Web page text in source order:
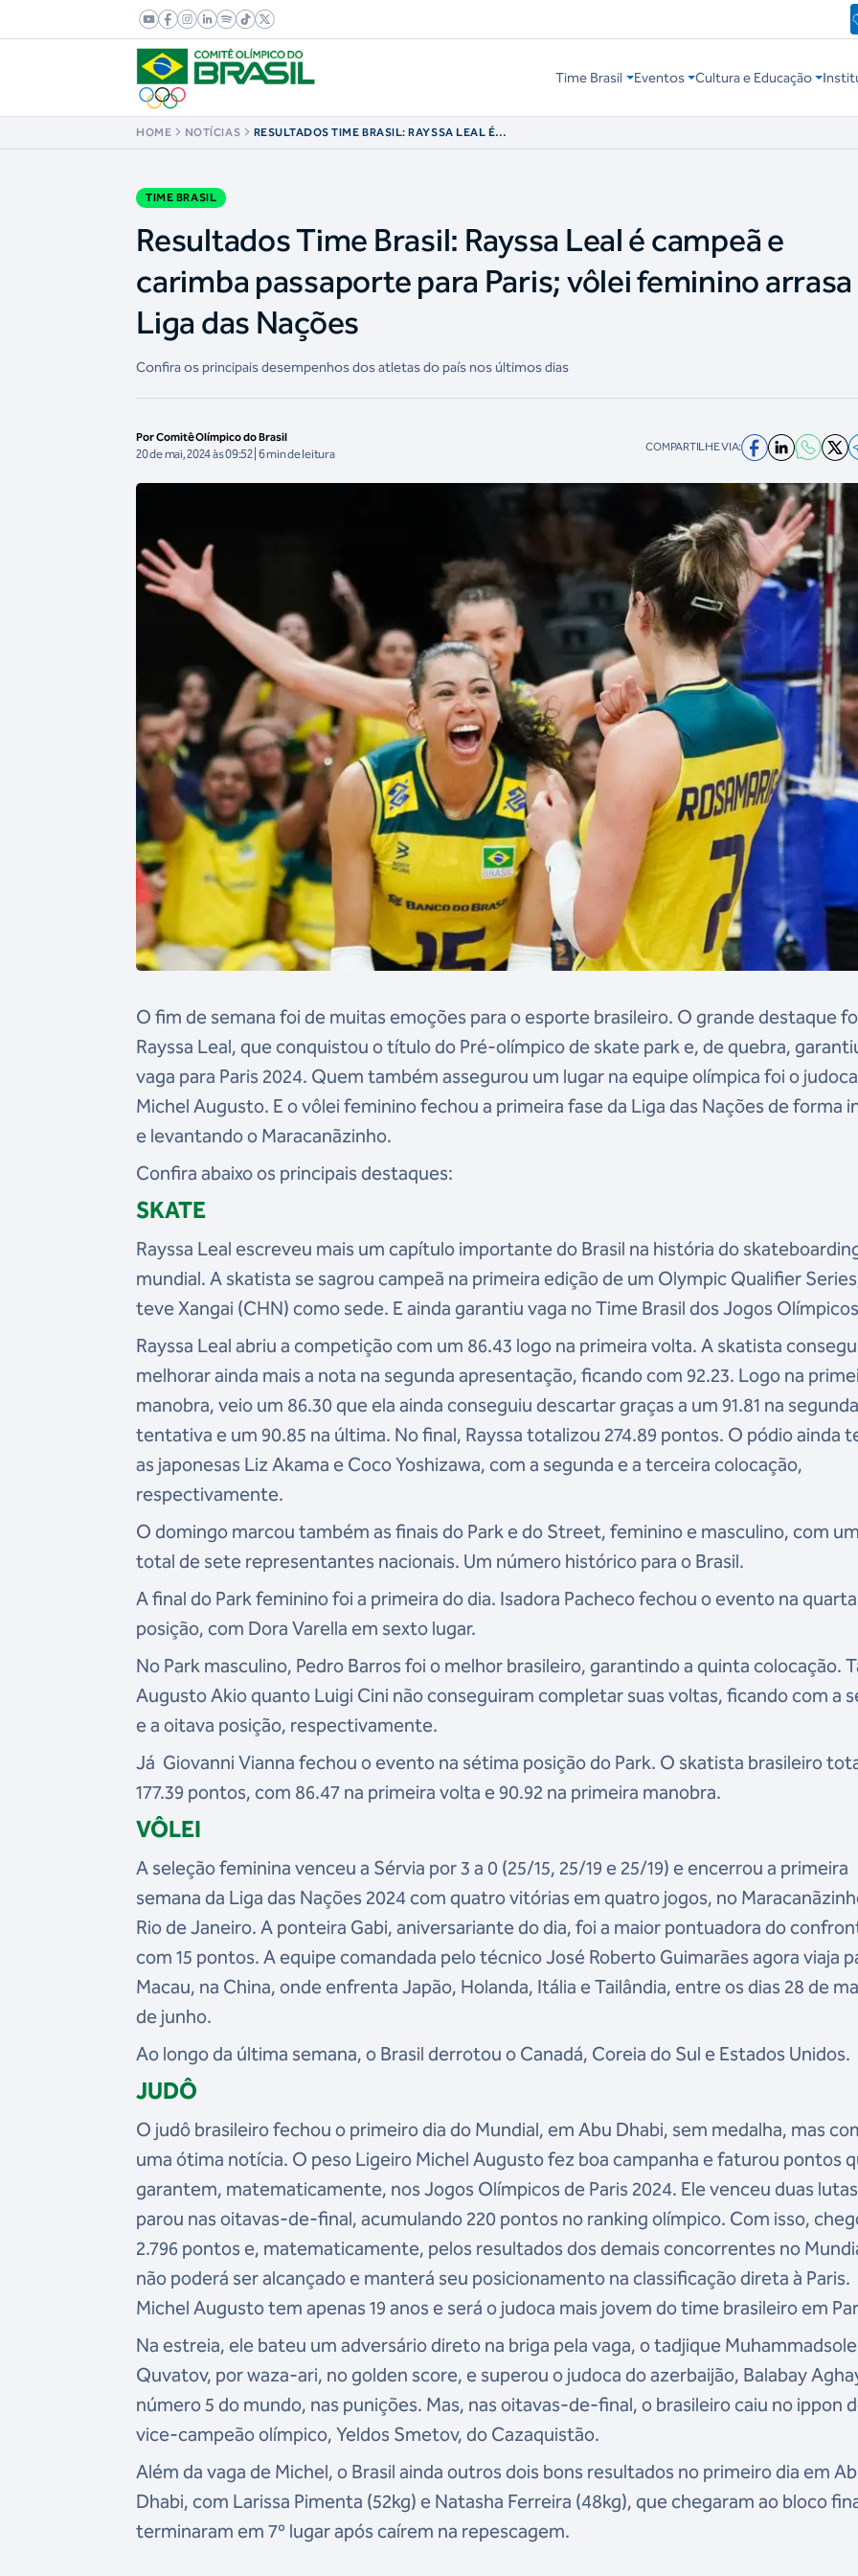
Time Brasil Eventos Cultura e Educação
HOME NOTÍCIAS
RESULTADOS TIME BRASIL: RAYSSA LEAL É
TIME BRASIL
Resultados Time Brasil: Rayssa Leal é campeã e
carimba passaporte para Paris; vôlei feminino arrasa
Liga das Nações
Confira os principais desempenhos dos atletas do país nos últimos dias
Por Comitê Olímpico do Brasil
20 de mai, 2024 às 09:52 | 6 min de leitura COMPARTILHE VIA:
O fim de semana foi de muitas emoções para o esporte brasileiro. O grande destaque
Rayssa Leal, que conquistou o título do Pré-olímpico de skate park e, de quebra,
vaga para Paris 2024. Quem também assegurou um lugar na equipe olímpica foi o judoca
Michel Augusto. E o vôlei feminino fechou a primeira fase da Liga das Nações de forma
e levantando o Maracanãzinho.
Confira abaixo os principais destaques:
SKATE
Rayssa Leal escreveu mais um capítulo importante do Brasil na história do
mundial. A skatista se sagrou campeã na primeira edição de um Olympic Qualifier
teve Xangai (CHN) como sede. E ainda garantiu vaga no Time Brasil dos Jogos
Rayssa Leal abriu a competição com um 86.43 logo na primeira volta. A skatista
melhorar ainda mais a nota na segunda apresentação, ficando com 92.23. Logo na
manobra, veio um 86.30 que ela ainda conseguiu descartar graças a um 91.81 na segunda
tentativa e um 90.85 na última. No final, Rayssa totalizou 274.89 pontos. O pódio ainda
as japonesas Liz Akama e Coco Yoshizawa, com a segunda e a terceira colocação,
respectivamente.
O domingo marcou também as finais do Park e do Street, feminino e masculino, com um
total de sete representantes nacionais. Um número histórico para o Brasil.
A final do Park feminino foi a primeira do dia. Isadora Pacheco fechou o evento na quarta
posição, com Dora Varella em sexto lugar.
No Park masculino, Pedro Barros foi o melhor brasileiro, garantindo a quinta colocação.
Augusto Akio quanto Luigi Cini não conseguiram completar suas voltas, ficando com a
e a oitava posição, respectivamente.
Já Giovanni Vianna fechou o evento na sétima posição do Park. O skatista brasileiro
177.39 pontos, com 86.47 na primeira volta e 90.92 na primeira manobra.
VÔLEI
A seleção feminina venceu a Sérvia por 3 a 0 (25/15, 25/19 e 25/19) e encerrou a primeira
semana da Liga das Nações 2024 com quatro vitórias em quatro jogos, no
Rio de Janeiro. A ponteira Gabi, aniversariante do dia, foi a maior pontuadora do
com 15 pontos. A equipe comandada pelo técnico José Roberto Guimarães agora viaja
Macau, na China, onde enfrenta Japão, Holanda, Itália e Tailândia, entre os dias 28 de
de junho.
Ao longo da última semana, o Brasil derrotou o Canadá, Coreia do Sul e Estados Unidos.
JUDÔ
O judô brasileiro fechou o primeiro dia do Mundial, em Abu Dhabi, sem medalha, mas
uma ótima notícia. O peso Ligeiro Michel Augusto fez boa campanha e faturou pontos
garantem, matematicamente, nos Jogos Olímpicos de Paris 2024. Ele venceu duas
parou nas oitavas-de-final, acumulando 220 pontos no ranking olímpico. Com isso,
2.796 pontos e, matematicamente, pelos resultados dos demais concorrentes no
não poderá ser alcançado e manterá seu posicionamento na classificação direta à Paris.
Michel Augusto tem apenas 19 anos e será o judoca mais jovem do time brasileiro em
Na estreia, ele bateu um adversário direto na briga pela vaga, o tadjique
Quvatov, por waza-ari, no golden score, e superou o judoca do azerbaijão, Balabay
número 5 do mundo, nas punições. Mas, nas oitavas-de-final, o brasileiro caiu no ippon
vice-campeão olímpico, Yeldos Smetov, do Cazaquistão.
Além da vaga de Michel, o Brasil ainda outros dois bons resultados no primeiro dia em
Dhabi, com Larissa Pimenta (52kg) e Natasha Ferreira (48kg), que chegaram ao bloco
terminaram em 7º lugar após caírem na repescagem.